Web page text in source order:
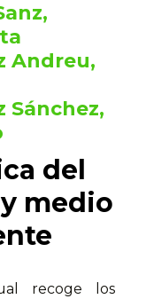
Andreu,
Sánchez,
del
medio
recoge los